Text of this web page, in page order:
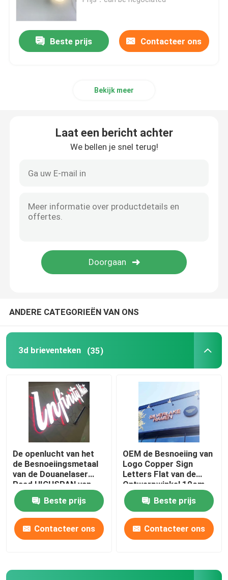
Opslag voorteken
De Raad van het restaurantteken
Lichte doossignage
Het teken van de markttentbrief
Beste prijs Contacteer ons
Bekijk meer
Laat een bericht achter
We bellen je snel terug!
ANDERE CATEGORIEËN VAN ONS
3d brieventeken (35)
De openlucht van het
de Besnoeiingsmetaal
van de Douanelaser
Raad HIGHSPAN van
Logo Signs Light Up
Sign
Beste prijs
Contacteer ons
OEM de Besnoeiing van
Logo Copper Sign
Letters Flat van de
Ontwerpwinkel 10cm
tot 100cm Hoogte
Beste prijs
Contacteer ons